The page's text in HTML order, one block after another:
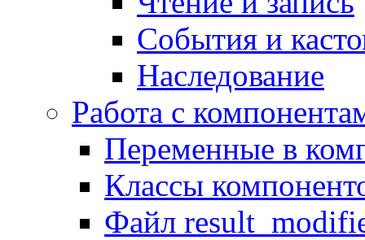
События и
Наследование
Работа с
Переменные в
Классы
Файл